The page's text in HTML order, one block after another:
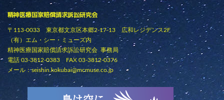
精神医療国家賠償請求訴訟研究会
〒113-0033 東京都文京区本郷2-17-13 広和レジデンス2F
（有）エム・シー・ミューズ内
精神医療国家賠償請求訴訟研究会 事務局
電話 03-3812-0383 FAX 03-3812-0376
メール：seishin.kokubai@mcmuse.co.jp